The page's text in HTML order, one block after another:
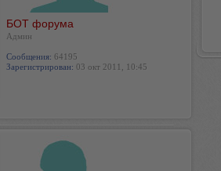
БОТ форума
Админ
Сообщения: 64195
Зарегистрирован: 03 окт 2011, 10:45